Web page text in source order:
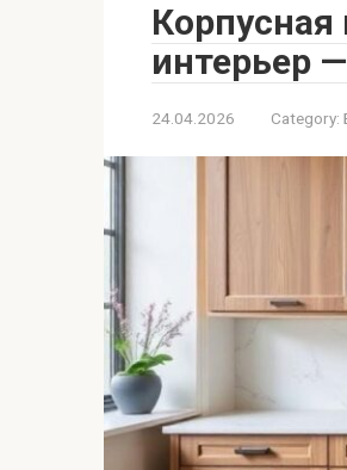
интерьер
24.04.2026 Category: